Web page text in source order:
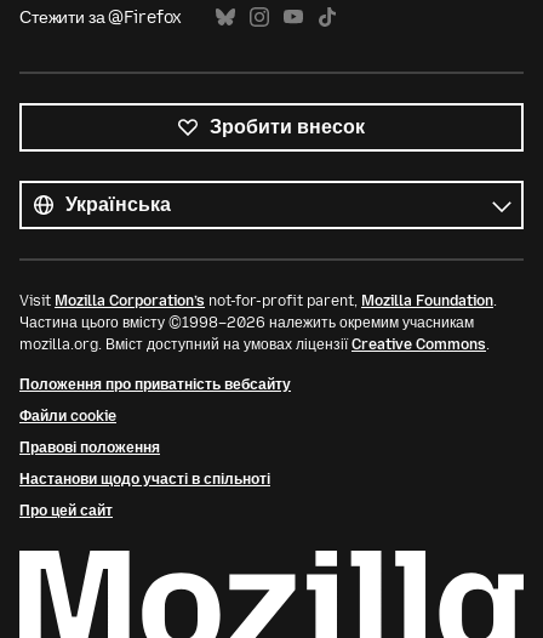
Стежити за @Firefox
Зробити внесок
мови
Мова
Visit Mozilla Corporation’s not-for-profit parent, Mozilla Foundation.
Частина цього вмісту ©1998–2026 належить окремим учасникам
mozilla.org. Вміст доступний на умовах ліцензіїCreative Commons.
Положення про приватність вебсайту
Файли cookie
Правові положення
Настанови щодо участі в спільноті
Про цей сайт